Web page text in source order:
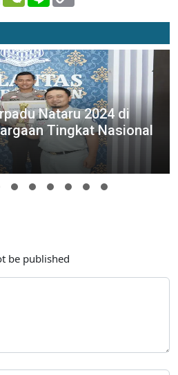
Nataru 2024 di
Tingkat Nasional
be published